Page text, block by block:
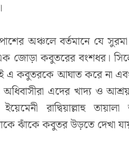
অঞ্চলে বর্তমানে যে
জোড়া কবুতরের বংশধর।
এ কবুতরকে আঘাত করে না
এদের খাদ্য ও
রাদ্বিয়াল্লাহু
ঝাঁকে কবুতর উড়তে দেখা